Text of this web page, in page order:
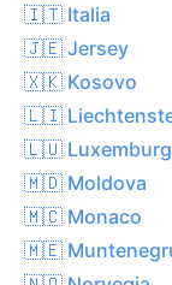
🇮🇹 Italia
🇯🇪 Jersey
🇽🇰 Kosovo
🇱🇮
🇱🇺 Luxemburg
🇲🇩 Moldova
🇲🇨 Monaco
🇲🇪